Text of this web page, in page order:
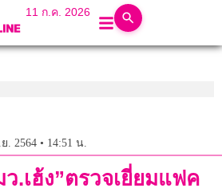
11 ก.ค. 2026
. 2564 • 14:51 น.
.เฮ้ง”ตรวจเยี่ยมแฟค